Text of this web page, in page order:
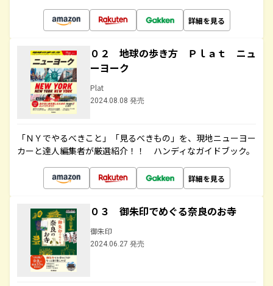
詳細を見る
０２ 地球の歩き方 Ｐｌａｔ ニュ
ーヨーク
Plat
2024.08.08 発売
「ＮＹでやるべきこと」「見るべきもの」を、現地ニューヨー
カーと達人編集者が厳選紹介！！ ハンディなガイドブック。
詳細を見る
０３ 御朱印でめぐる奈良のお寺
御朱印
2024.06.27 発売